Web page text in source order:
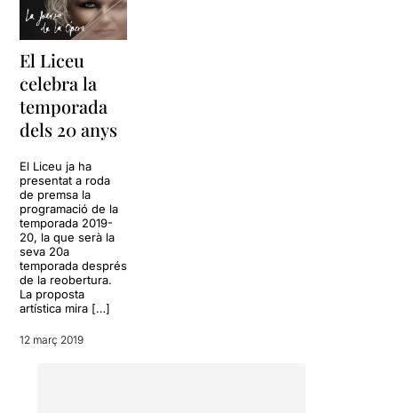
El Liceu
celebra la
temporada
dels 20 anys
El Liceu ja ha
presentat a roda
de premsa la
programació de la
temporada 2019-
20, la que serà la
seva 20a
temporada després
de la reobertura.
La proposta
artística mira […]
12 març 2019